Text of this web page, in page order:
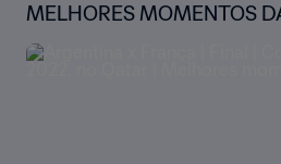
MELHORES MOMENTOS
DO MUNDO